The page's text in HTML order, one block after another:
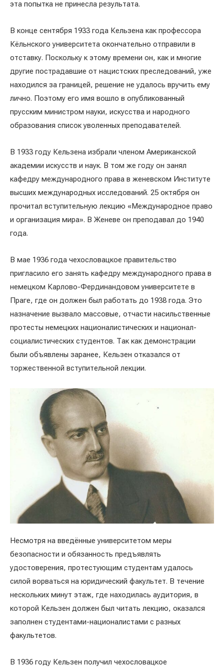
эта попытка не принесла результата.
В конце сентября 1933 года Кельзена как профессора
Кёльнского университета окончательно отправили в
отставку. Поскольку к этому времени он, как и многие
другие пострадавшие от нацистских преследований, уже
находился за границей, решение не удалось вручить ему
лично. Поэтому его имя вошло в опубликованный
прусским министром науки, искусства и народного
образования список уволенных преподавателей.
В 1933 году Кельзена избрали членом Американской
академии искусств и наук. В том же году он занял
кафедру международного права в женевском Институте
высших международных исследований. 25 октября он
прочитал вступительную лекцию «Международное право
и организация мира». В Женеве он преподавал до 1940
года.
В мае 1936 года чехословацкое правительство
пригласило его занять кафедру международного права в
немецком Карлово-Фердинандовом университете в
Праге, где он должен был работать до 1938 года. Это
назначение вызвало массовые, отчасти насильственные
протесты немецких националистических и национал-
социалистических студентов. Так как демонстрации
были объявлены заранее, Кельзен отказался от
торжественной вступительной лекции.
Несмотря на введённые университетом меры
безопасности и обязанность предъявлять
удостоверения, протестующим студентам удалось
силой ворваться на юридический факультет. В течение
нескольких минут этаж, где находилась аудитория, в
которой Кельзен должен был читать лекцию, оказался
заполнен студентами-националистами с разных
факультетов.
В 1936 году Кельзен получил чехословацкое